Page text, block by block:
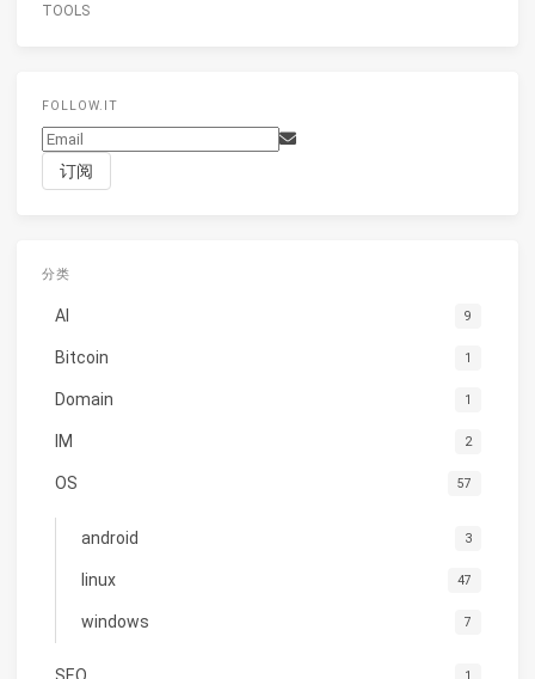
TOOLS
FOLLOW.IT
分类
AI 9
Bitcoin 1
Domain 1
IM 2
OS 57
android 3
linux 47
windows 7